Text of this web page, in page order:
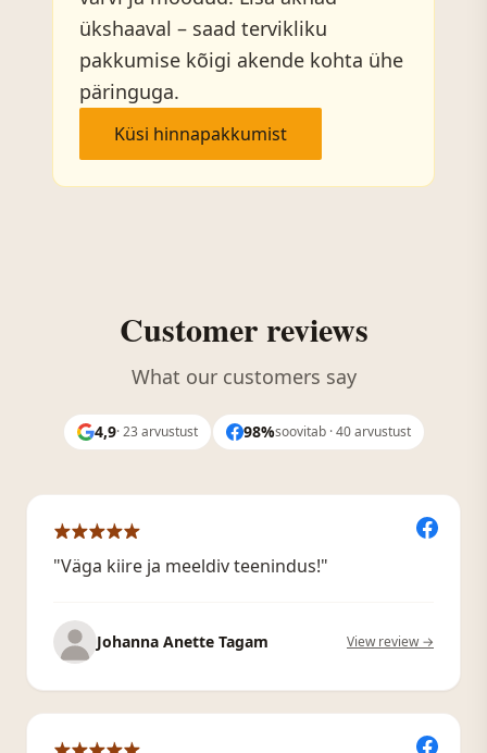
ükshaaval – saad tervikliku
pakkumise kõigi akende kohta ühe
päringuga.
Küsi hinnapakkumist
Customer reviews
What our customers say
4,9· 23 arvustust 98%soovitab · 40 arvustust
"Väga kiire ja meeldiv teenindus!"
Johanna Anette Tagam View review →